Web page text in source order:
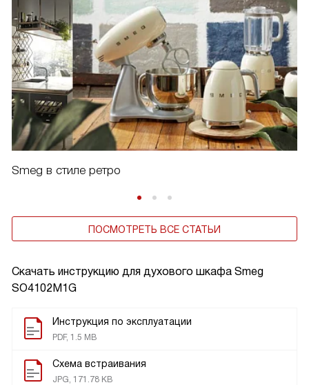
Скачать инструкцию для духового шкафа Smeg
SO4102M1G
Инструкция по эксплуатации
PDF, 1.5 MB
Схема встраивания
JPG, 171.78 KB
Smeg в стиле ретро
ПОСМОТРЕТЬ ВСЕ СТАТЬИ